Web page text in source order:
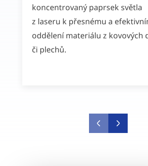
koncentrovaný paprsek světla
z laseru k přesnému a
oddělení materiálu z kovových
či plechů.